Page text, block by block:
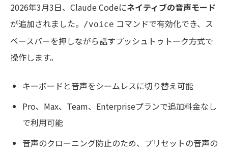
2026年3月3日、Claude Codeにネイティブの音声モード
が追加されました。
/voice コマンドで有効化でき、ス
ペースバーを押しながら話すプッシュトゥトーク方式で
操作します。
キーボードと音声をシームレスに切り替え可能
Pro、Max、Team、Enterpriseプランで追加料金なし
で利用可能
音声のクローニング防止のため、プリセットの音声の